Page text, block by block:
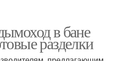
в бане
разделки